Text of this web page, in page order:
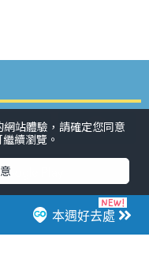
本週好去處
銅鑼灣好去處
社會 餐廳情報
站體驗，請確定您同意
續瀏覽。